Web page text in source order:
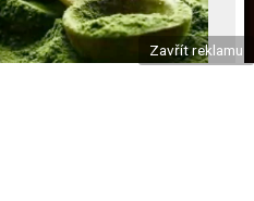
Zavřít reklamu